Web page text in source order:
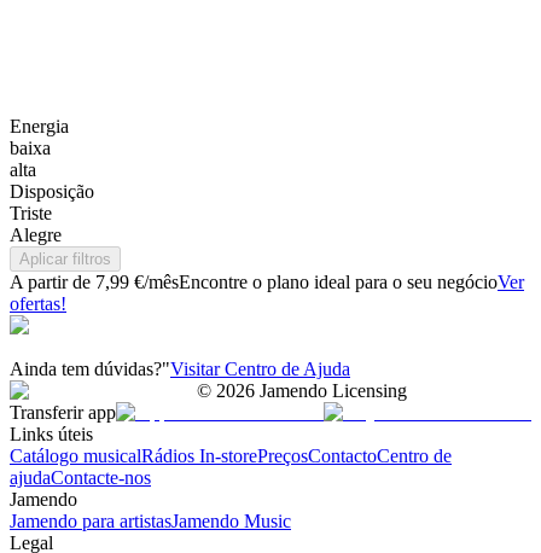
Energia
baixa
alta
Disposição
Triste
Alegre
Aplicar filtros
A partir de 7,99 €/mêsEncontre o plano ideal para o seu negócioVer
ofertas!
Ainda tem dúvidas?"Visitar Centro de Ajuda
© 2026 Jamendo Licensing
Transferir app
Links úteis
Catálogo musicalRádios In-storePreçosContactoCentro de
ajudaContacte-nos
Jamendo
Jamendo para artistasJamendo Music
Legal